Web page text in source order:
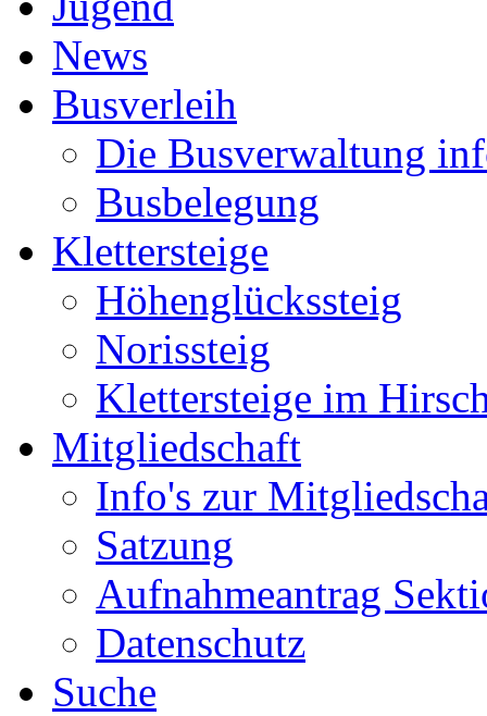
News
Busverleih
Die Busverwaltung
Busbelegung
Klettersteige
Höhenglückssteig
Norissteig
Klettersteige im
Mitgliedschaft
Info's zur
Satzung
Aufnahmeantrag
Datenschutz
Suche